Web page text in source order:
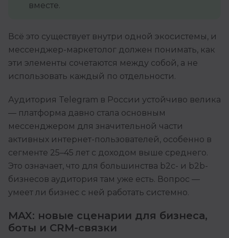
вместе.
Всё это существует внутри одной экосистемы, и
мессенджер-маркетолог должен понимать, как
эти элементы сочетаются между собой, а не
использовать каждый по отдельности.
Аудитория Telegram в России устойчиво велика
— платформа давно стала основным
мессенджером для значительной части
активных интернет-пользователей, особенно в
сегменте 25–45 лет с доходом выше среднего.
Это означает, что для большинства b2c- и b2b-
бизнесов аудитория там уже есть. Вопрос —
умеет ли бизнес с ней работать системно.
MAX: новые сценарии для бизнеса,
боты и CRM-связки